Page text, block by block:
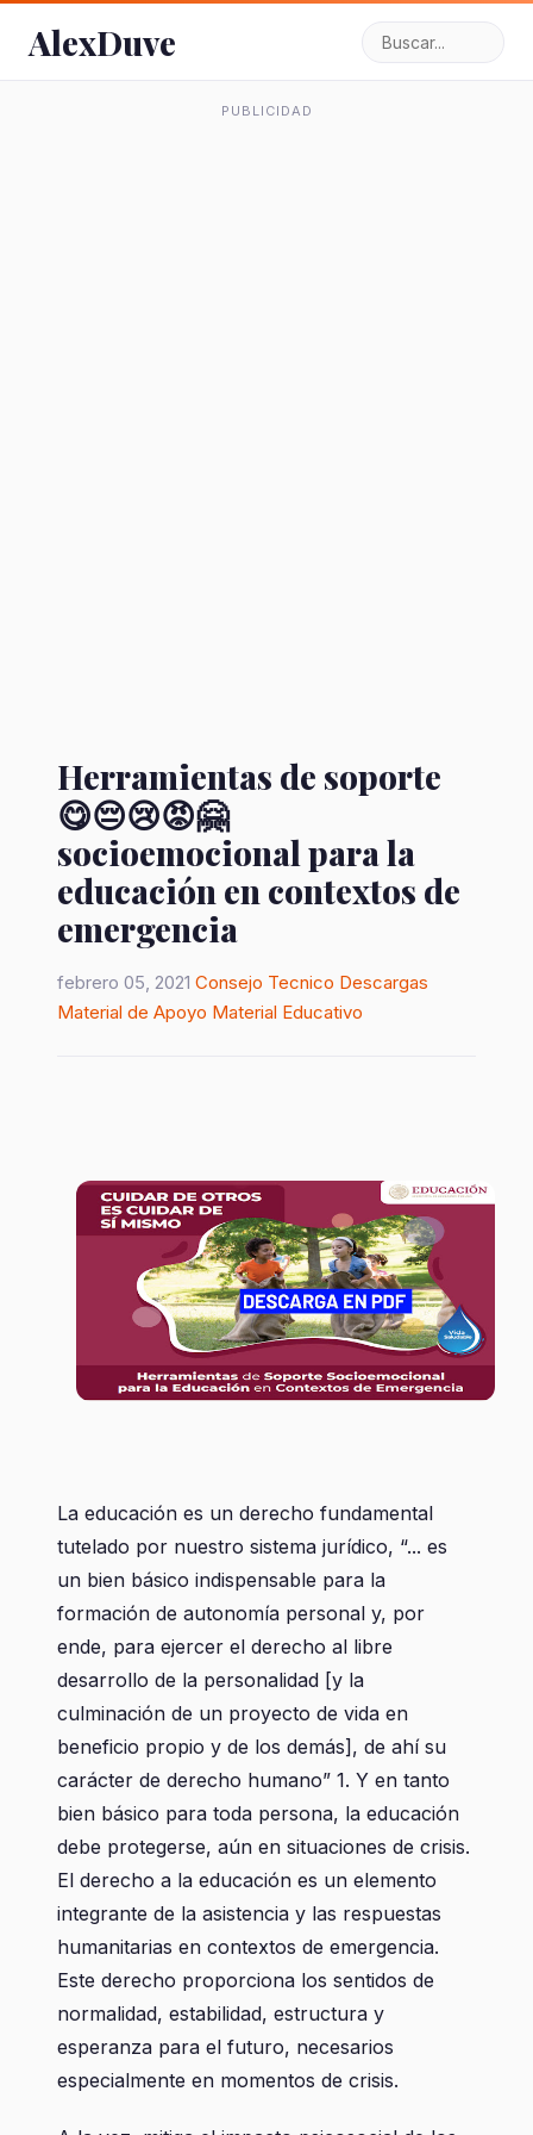
AlexDuve
PUBLICIDAD
Herramientas de soporte
😋😔😢😡🤗
socioemocional para la
educación en contextos de
emergencia
febrero 05, 2021 Consejo Tecnico Descargas
Material de Apoyo Material Educativo
La educación es un derecho fundamental
tutelado por nuestro sistema jurídico, “... es
un bien básico indispensable para la
formación de autonomía personal y, por
ende, para ejercer el derecho al libre
desarrollo de la personalidad [y la
culminación de un proyecto de vida en
beneficio propio y de los demás], de ahí su
carácter de derecho humano” 1. Y en tanto
bien básico para toda persona, la educación
debe protegerse, aún en situaciones de crisis.
El derecho a la educación es un elemento
integrante de la asistencia y las respuestas
humanitarias en contextos de emergencia.
Este derecho proporciona los sentidos de
normalidad, estabilidad, estructura y
esperanza para el futuro, necesarios
especialmente en momentos de crisis.